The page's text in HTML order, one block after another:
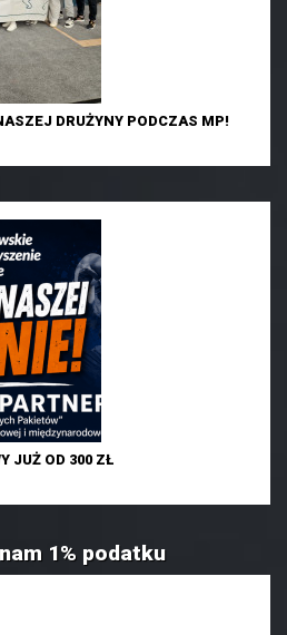
DRUŻYNY PODCZAS MP!
JUŻ OD 300 ZŁ
1% podatku